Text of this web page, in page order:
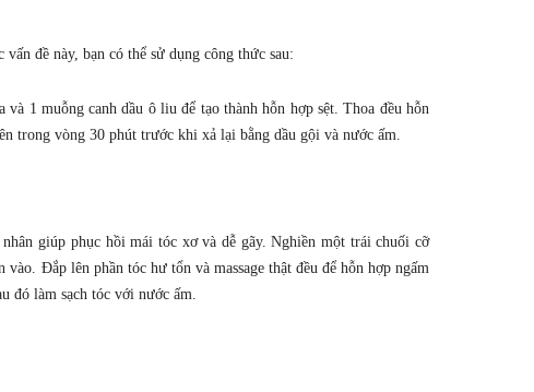
đề này, bạn có thể sử dụng công thức sau:
1 muỗng canh dầu ô liu để tạo thành hỗn hợp sệt. Thoa đều hỗn
trong vòng 30 phút trước khi xả lại bằng dầu gội và nước ấm.
giúp phục hồi mái tóc xơ và dễ gãy. Nghiền một trái chuối cỡ
Đắp lên phần tóc hư tổn và massage thật đều để hỗn hợp ngấm
đó làm sạch tóc với nước ấm.